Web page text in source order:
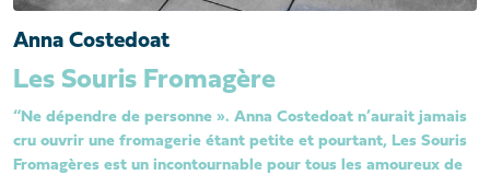
Anna Costedoat
Les Souris Fromagère
“Ne dépendre de personne ». Anna Costedoat n’aurait jamais
cru ouvrir une fromagerie étant petite et pourtant, Les Souris
Fromagères est un incontournable pour tous les amoureux de